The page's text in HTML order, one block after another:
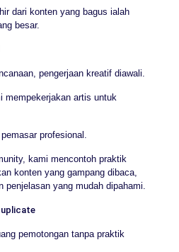
dari konten yang bagus ialah
besar.
pengerjaan kreatif diawali.
mempekerjakan artis untuk
profesional.
kami mencontoh praktik
konten yang gampang dibaca,
penjelasan yang mudah dipahami.
pemotongan tanpa praktik